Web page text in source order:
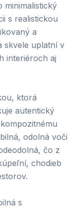
minimalistický
s realistickou
a
skvele uplatní v
interiéroch aj
ktorá
autentický
odolná voči
čo z
chodieb
s